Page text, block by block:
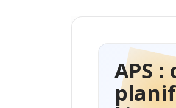
APS